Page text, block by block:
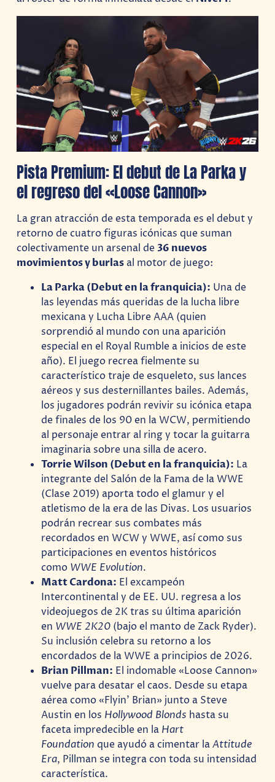
Pista Premium: El debut de La Parka y
el regreso del «Loose Cannon»
La gran atracción de esta temporada es el debut y
retorno de cuatro figuras icónicas que suman
colectivamente un arsenal de 36 nuevos
movimientos y burlas al motor de juego:
La Parka (Debut en la franquicia): Una de
las leyendas más queridas de la lucha libre
mexicana y Lucha Libre AAA (quien
sorprendió al mundo con una aparición
especial en el Royal Rumble a inicios de este
año). El juego recrea fielmente su
característico traje de esqueleto, sus lances
aéreos y sus desternillantes bailes. Además,
los jugadores podrán revivir su icónica etapa
de finales de los 90 en la WCW, permitiendo
al personaje entrar al ring y tocar la guitarra
imaginaria sobre una silla de acero.
Torrie Wilson (Debut en la franquicia): La
integrante del Salón de la Fama de la WWE
(Clase 2019) aporta todo el glamur y el
atletismo de la era de las Divas. Los usuarios
podrán recrear sus combates más
recordados en WCW y WWE, así como sus
participaciones en eventos históricos
como WWE Evolution.
Matt Cardona: El excampeón
Intercontinental y de EE. UU. regresa a los
videojuegos de 2K tras su última aparición
en WWE 2K20 (bajo el manto de Zack Ryder).
Su inclusión celebra su retorno a los
encordados de la WWE a principios de 2026.
Brian Pillman: El indomable «Loose Cannon»
vuelve para desatar el caos. Desde su etapa
aérea como «Flyin’ Brian» junto a Steve
Austin en los Hollywood Blonds hasta su
faceta impredecible en la Hart
Foundation que ayudó a cimentar laAttitude
Era, Pillman se integra con toda su intensidad
característica.